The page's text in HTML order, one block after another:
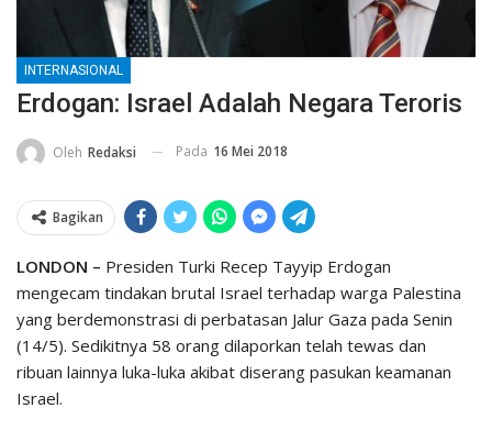
INTERNASIONAL
Erdogan: Israel Adalah Negara Teroris
Oleh Redaksi Pada 16 Mei 2018
Bagikan
LONDON – Presiden Turki Recep Tayyip Erdogan
mengecam tindakan brutal Israel terhadap warga Palestina
yang berdemonstrasi di perbatasan Jalur Gaza pada Senin
(14/5). Sedikitnya 58 orang dilaporkan telah tewas dan
ribuan lainnya luka-luka akibat diserang pasukan keamanan
Israel.